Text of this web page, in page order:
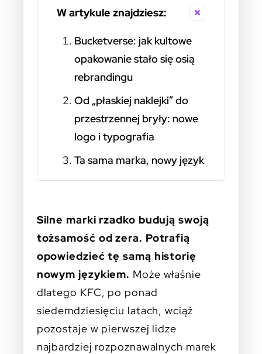
W artykule znajdziesz:
Bucketverse: jak kultowe
opakowanie stało się osią
rebrandingu
Od „płaskiej naklejki” do
przestrzennej bryły: nowe
logo i typografia
Ta sama marka, nowy język
Silne marki rzadko budują swoją
tożsamość od zera. Potrafią
opowiedzieć tę samą historię
nowym językiem. Może właśnie
dlatego KFC, po ponad
siedemdziesięciu latach, wciąż
pozostaje w pierwszej lidze
najbardziej rozpoznawalnych marek